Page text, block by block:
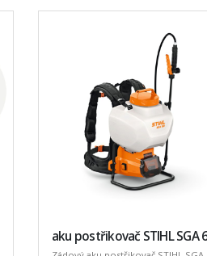
aku postřikovač STIHL SGA